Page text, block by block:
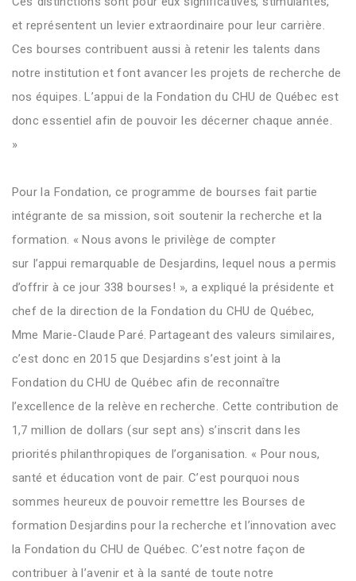
et représentent un levier extraordinaire pour leur carrière.
Ces bourses contribuent aussi à retenir les talents dans
notre institution et font avancer les projets de recherche de
nos équipes. L’appui de la Fondation du CHU de Québec est
donc essentiel afin de pouvoir les décerner chaque année.
»
Pour la Fondation, ce programme de bourses fait partie
intégrante de sa mission, soit soutenir la recherche et la
formation. « Nous avons le privilège de compter
sur l’appui remarquable de Desjardins, lequel nous a permis
d’offrir à ce jour 338 bourses! », aexpliqué la présidente et
chef de la direction de la Fondation du CHU de Québec,
Mme Marie-Claude Paré .Partageant des valeurs similaires,
c’est donc en 2015 que Desjardins s’est joint à la
Fondation du CHU de Québec afin de reconnaître
l’excellence de la relève en recherche. Cette contribution de
1,7 million de dollars (sur sept ans) s’inscrit dans les
priorités philanthropiques de l’organisation. « Pour nous,
santé et éducation vont de pair. C’est pourquoi nous
sommes heureux de pouvoir remettre lesBourses de
formation Desjardins pour la recherche et l’innovation avec
la Fondation du CHU de Québec. C’est notre façon de
contribuer à l’avenir et à la santé de toute notre